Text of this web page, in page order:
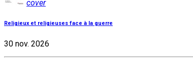
cover
Religieux et religieuses face à la guerre
30 nov. 2026